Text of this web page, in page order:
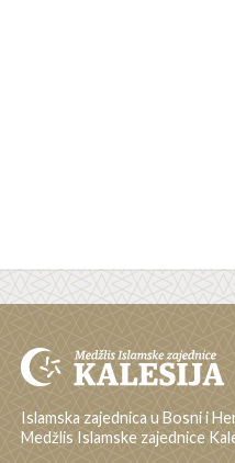
Islamska zajednica u Bosni i
Medžlis Islamske zajednice